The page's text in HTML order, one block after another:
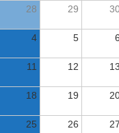
28 29
4 5 6
11 12 13
18 19
25 26 27